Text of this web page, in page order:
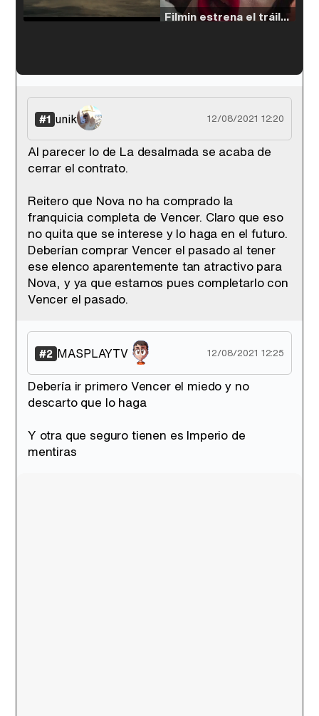
Filmin estrena el tráiler de 'Millennial Mal', su nueva comedia universitaria de la mano de Lorena Iglesias
'120 Minutos' celebra sus 2.000 programas en Telemadrid con un vídeo del día a día en la redacción
#1 unik 12/08/2021 12:20
Al parecer lo de La desalmada se acaba de
cerrar el contrato.
Reitero que Nova no ha comprado la
franquicia completa de Vencer. Claro que eso
no quita que se interese y lo haga en el futuro.
Deberían comprar Vencer el pasado al tener
ese elenco aparentemente tan atractivo para
Nova, y ya que estamos pues completarlo con
Vencer el pasado.
#2 MASPLAYTV 12/08/2021 12:25
Debería ir primero Vencer el miedo y no
descarto que lo haga
Y otra que seguro tienen es Imperio de
mentiras